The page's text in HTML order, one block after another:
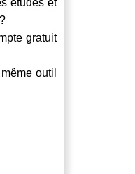
études et
gratuit
outil